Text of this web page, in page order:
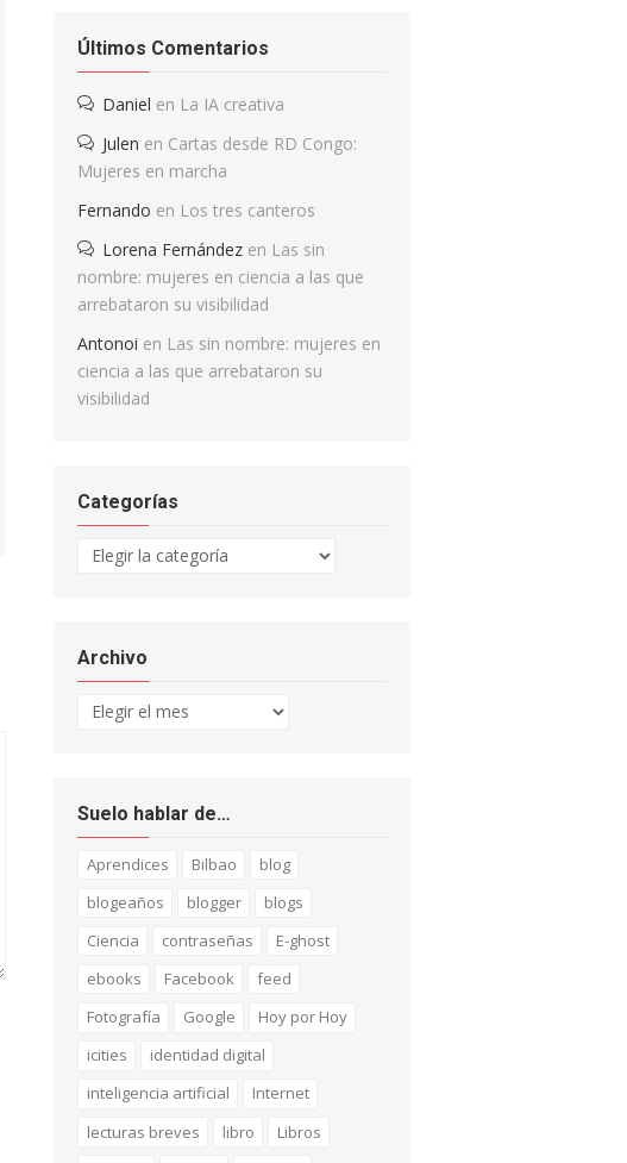
Últimos Comentarios
Daniel en La IA creativa
Julen en Cartas desde RD Congo:
Mujeres en marcha
Fernando en Los tres canteros
Lorena Fernández en Las sin
nombre: mujeres en ciencia a las que
arrebataron su visibilidad
Antonoi en Las sin nombre: mujeres en
ciencia a las que arrebataron su
visibilidad
Categorías
Categorías
Archivo
Archivo
Suelo hablar de…
Aprendices Bilbao
blog
blogeaños
blogger
blogs
Ciencia
contraseñas
E-ghost
ebooks
Facebook
feed
Fotografía
Google
Hoy por Hoy
icities
identidad digital
inteligencia artificial
Internet
lecturas breves
libro
Libros